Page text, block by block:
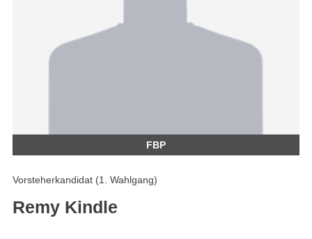
FBP
Vorsteherkandidat (1. Wahlgang)
Remy Kindle